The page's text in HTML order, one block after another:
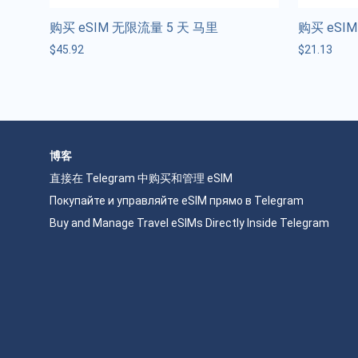
购买 eSIM 无限流量 5 天 马里
$45.92
购买
$21.13
博客
直接在 Telegram 中购买和管理 eSIM
Покупайте и управляйте eSIM прямо в Telegram
Buy and Manage Travel eSIMs Directly Inside Telegram